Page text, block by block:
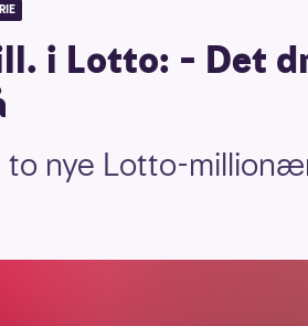
i Lotto: – Det
to nye Lotto-